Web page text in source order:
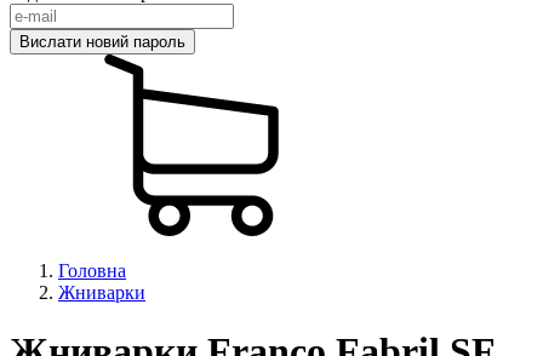
Головна
Жниварки